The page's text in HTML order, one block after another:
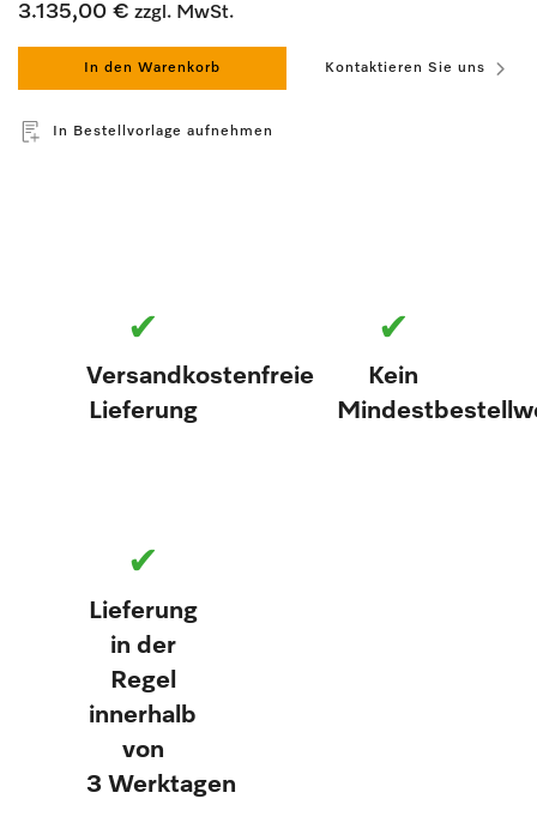
3.135,00 € zzgl. MwSt.
In den Warenkorb Kontaktieren Sie uns
In Bestellvorlage aufnehmen
✔
Versandkostenfreie
Lieferung
✔
Kein
✔
Lieferung
in der
Regel
innerhalb
von
3 Werktagen